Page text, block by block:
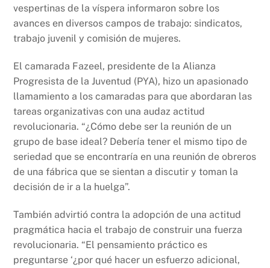
vespertinas de la víspera informaron sobre los
avances en diversos campos de trabajo: sindicatos,
trabajo juvenil y comisión de mujeres.
El camarada Fazeel, presidente de la Alianza
Progresista de la Juventud (PYA), hizo un apasionado
llamamiento a los camaradas para que abordaran las
tareas organizativas con una audaz actitud
revolucionaria. “¿Cómo debe ser la reunión de un
grupo de base ideal? Debería tener el mismo tipo de
seriedad que se encontraría en una reunión de obreros
de una fábrica que se sientan a discutir y toman la
decisión de ir a la huelga”.
También advirtió contra la adopción de una actitud
pragmática hacia el trabajo de construir una fuerza
revolucionaria. “El pensamiento práctico es
preguntarse ‘¿por qué hacer un esfuerzo adicional,